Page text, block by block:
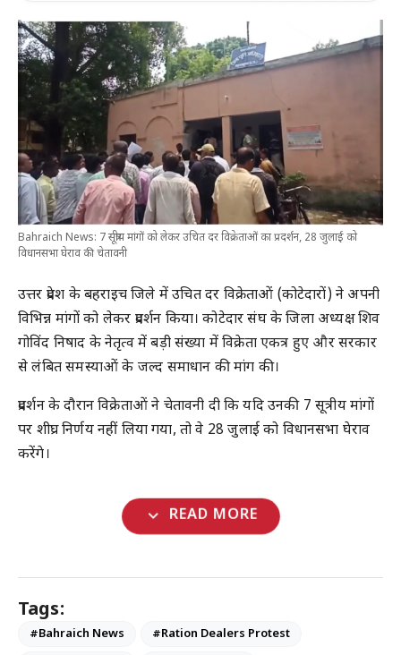
लाइफस्टाइल
कारोबार
Bahraich News: 7 सूत्रीय मांगों को लेकर उचित दर विक्रेताओं का प्रदर्शन, 28 जुलाई को
विधानसभा घेराव की चेतावनी
उत्तर प्रदेश के बहराइच जिले में उचित दर विक्रेताओं (कोटेदारों) ने अपनी
विभिन्न मांगों को लेकर प्रदर्शन किया।कोटेदार संघके जिला अध्यक्षशिव
गोविंद निषाद के नेतृत्व में बड़ी संख्या में विक्रेता एकत्र हुए और सरकार
से लंबित समस्याओं के जल्द समाधान की मांग की।
प्रदर्शन के दौरान विक्रेताओं ने चेतावनी दी कि यदि उनकी 7 सूत्रीय मांगों
पर शीघ्र निर्णय नहीं लिया गया, तो वे 28 जुलाई को विधानसभा घेराव
करेंगे।
expand_more READ MORE
Tags:
#Bahraich News
#Ration Dealers Protest